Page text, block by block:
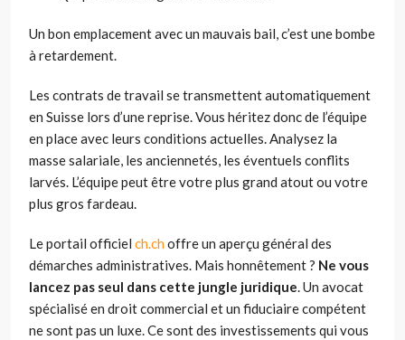
Un bon emplacement avec un mauvais bail, c’est une bombe
à retardement.
Les contrats de travail se transmettent automatiquement
en Suisse lors d’une reprise. Vous héritez donc de l’équipe
en place avec leurs conditions actuelles. Analysez la
masse salariale, les anciennetés, les éventuels conflits
larvés. L’équipe peut être votre plus grand atout ou votre
plus gros fardeau.
Le portail officiel ch.ch offre un aperçu général des
démarches administratives. Mais honnêtement ? Ne vous
lancez pas seul dans cette jungle juridique. Un avocat
spécialisé en droit commercial et un fiduciaire compétent
ne sont pas un luxe. Ce sont des investissements qui vous